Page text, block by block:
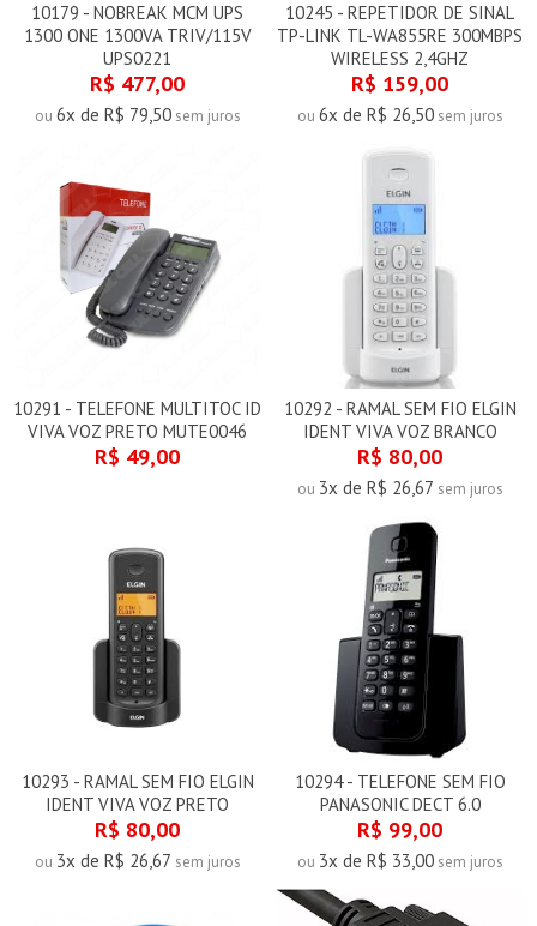
10179 - NOBREAK MCM UPS
1300 ONE 1300VA TRIV/115V
UPS0221
R$ 477,00
ou 6x de R$ 79,50sem juros
10245 - REPETIDOR DE SINAL
TP-LINK TL-WA855RE 300MBPS
WIRELESS 2,4GHZ
R$ 159,00
ou 6x de R$ 26,50sem juros
10291 - TELEFONE MULTITOC ID
VIVA VOZ PRETO MUTE0046
R$ 49,00
10292 - RAMAL SEM FIO ELGIN
IDENT VIVA VOZ BRANCO
R$ 80,00
ou 3x de R$ 26,67 sem juros
10293 - RAMAL SEM FIO ELGIN
IDENT VIVA VOZ PRETO
R$ 80,00
ou 3x de R$ 26,67 sem juros
10294 - TELEFONE SEM FIO
PANASONIC DECT 6.0
R$ 99,00
ou 3x de R$ 33,00sem juros